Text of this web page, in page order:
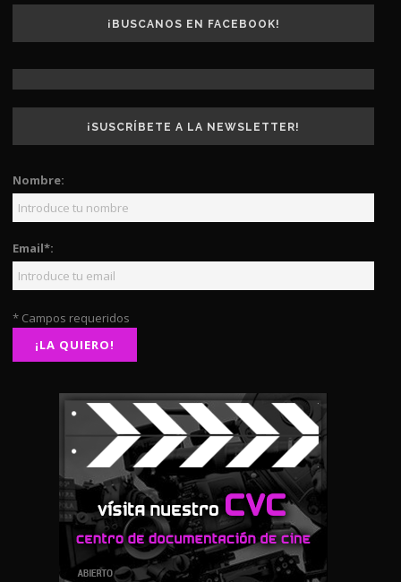
¡BUSCANOS EN FACEBOOK!
¡SUSCRÍBETE A LA NEWSLETTER!
Nombre:
Email*:
* Campos requeridos